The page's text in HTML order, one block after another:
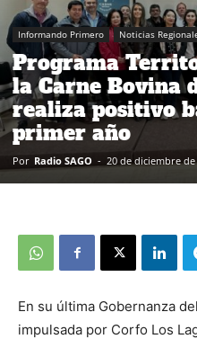
Informando Primero Noticias
Programa
la Carne Bovina
realiza positivo
primer año
Por Radio SAGO - 20 de diciembre de
En su última Gobernanza
impulsada por Corfo Los